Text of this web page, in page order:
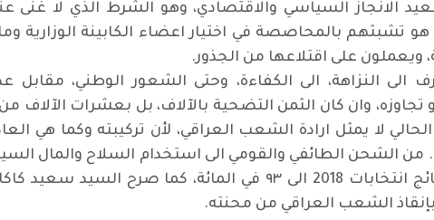
الانجاز السياسي والاقتصادي، وهو الشرط الذي لا غنى
تشبثهم بالمحاصصة في اختيار اعضاء الكابينة الوزارية
على اقتلاعها من الجذور.
النزاهة، الى الكفاءة، وحتى الشعور الوطني، مقابل
وان كان الثمن التضحية بالآلاف، بل بعشرات الآلاف
لا يمثل ارادة الشعب العراقي، لأن تركيبته وكما هي
من الشحن الطائفي والقومي الى استخدام السلاح والمال
2018 الى
٩٣ في المائة، كما صرح السيد سعيد
الشعب العراقي من محنته.